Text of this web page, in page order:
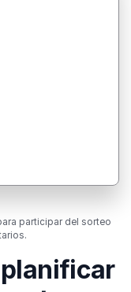
participar del sorteo
planificar